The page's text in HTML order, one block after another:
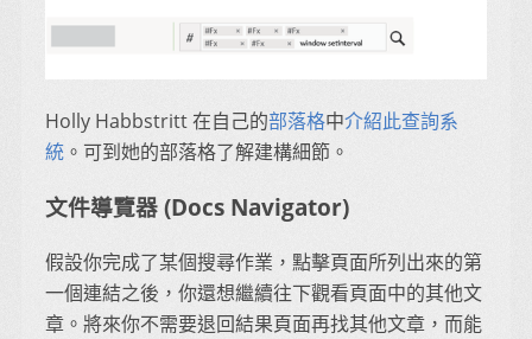
Holly Habbstritt 在自己的部落格中介紹此查詢系
統 。可到她的部落格了解建構細節。
文件導覽器 (Docs Navigator)
假設你完成了某個搜尋作業，點擊頁面所列出來的第
一個連結之後，你還想繼續往下觀看頁面中的其他文
章。將來你不需要退回結果頁面再找其他文章，而能